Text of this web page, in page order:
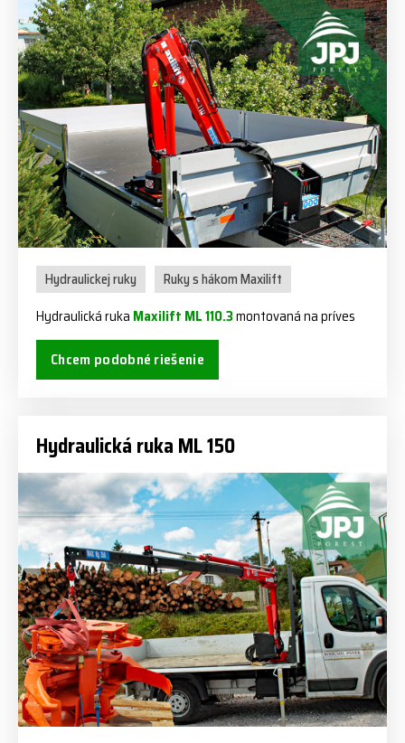
Hydraulickej ruky
Ruky s hákom Maxilift
Hydraulická ruka Maxilift ML 110.3montovaná na príves
Chcem podobné riešenie
Hydraulická ruka ML 150